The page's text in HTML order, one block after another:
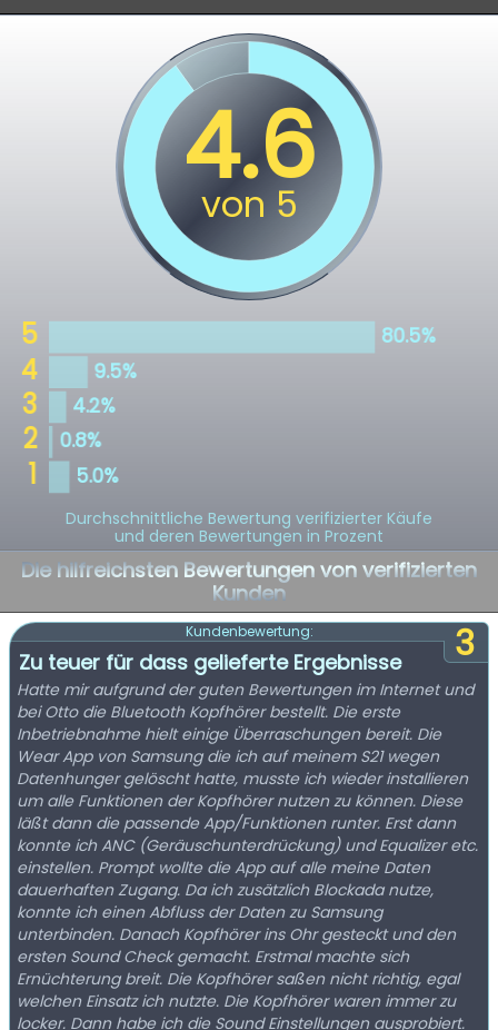
Durchschnittliche Bewertung verifizierter Käufe
und deren Bewertungen in Prozent
Die hilfreichsten Bewertungen von verifizierten
Kunden
3
Kundenbewertung:
Zu teuer für dass gelieferte Ergebnisse
Hatte mir aufgrund der guten Bewertungen im Internet und
bei Otto die Bluetooth Kopfhörer bestellt. Die erste
Inbetriebnahme hielt einige Überraschungen bereit. Die
Wear App von Samsung die ich auf meinem S21 wegen
Datenhunger gelöscht hatte, musste ich wieder installieren
um alle Funktionen der Kopfhörer nutzen zu können. Diese
läßt dann die passende App/Funktionen runter. Erst dann
konnte ich ANC (Geräuschunterdrückung) und Equalizer etc.
einstellen. Prompt wollte die App auf alle meine Daten
dauerhaften Zugang. Da ich zusätzlich Blockada nutze,
konnte ich einen Abfluss der Daten zu Samsung
unterbinden. Danach Kopfhörer ins Ohr gesteckt und den
ersten Sound Check gemacht. Erstmal machte sich
Ernüchterung breit. Die Kopfhörer saßen nicht richtig, egal
welchen Einsatz ich nutzte. Die Kopfhörer waren immer zu
locker. Dann habe ich die Sound Einstellungen ausprobiert.